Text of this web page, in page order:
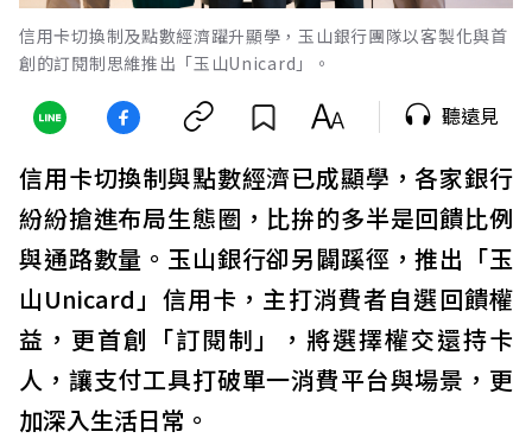
信用卡切換制及點數經濟躍升顯學，玉山銀行團隊以客製化與首
創的訂閱制思維推出「玉山Unicard」。
聽遠見
信用卡切換制與點數經濟已成顯學，各家銀行
紛紛搶進布局生態圈，比拚的多半是回饋比例
與通路數量。玉山銀行卻另闢蹊徑，推出「玉
山Unicard」信用卡，主打消費者自選回饋權
益，更首創「訂閱制」，將選擇權交還持卡
人，讓支付工具打破單一消費平台與場景，更
加深入生活日常。